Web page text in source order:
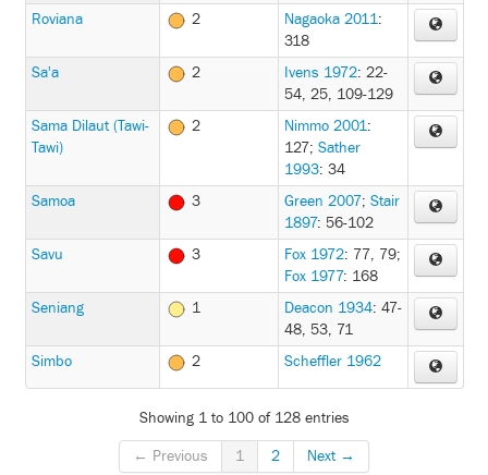
Roviana
2 Nagaoka 2011:
318
Sa'a
2 Ivens 1972: 22-
54, 25, 109-129
Sama Dilaut (Tawi-
Tawi)
2 Nimmo 2001:
127; Sather
1993: 34
Samoa
3 Green 2007; Stair
1897: 56-102
Savu
3 Fox 1972: 77, 79;
Fox 1977: 168
Seniang
1 Deacon 1934: 47-
48, 53, 71
Simbo
2 Scheffler 1962
Showing 1 to 100 of 128 entries
← Previous
1 2 Next →